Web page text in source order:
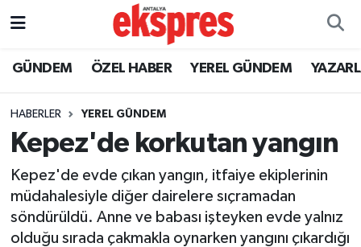
GÜNDEM ÖZEL HABER YEREL GÜNDEM
HABERLER YEREL GÜNDEM
Kepez'de korkutan yangın
Kepez'de evde çıkan yangın, itfaiye ekiplerinin
müdahalesiyle diğer dairelere sıçramadan
söndürüldü. Anne ve babası işteyken evde yalnız
olduğu sırada çakmakla oynarken yangını çıkardığı
ÖZEL HABER
YEREL GÜNDEM
EKONOMİ
KÜLTÜR - SANAT
Nöbetçi Eczaneler
Trafik Durumu
Süper Lig Puan Durumu ve Fikstür
Tüm Manşetler